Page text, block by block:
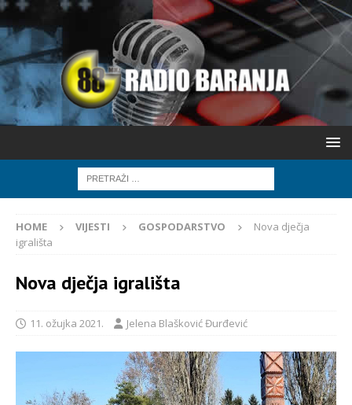
HOME VIJESTI GOSPODARSTVO
Nova dječja
igrališta
Nova dječja igrališta
11. ožujka 2021. Jelena Blašković Đurđević